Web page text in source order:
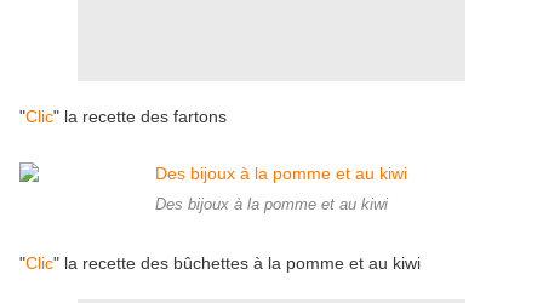
"Clic" la recette des fartons
Des bijoux à la pomme et au kiwi
"Clic" la recette des bûchettes à la pomme et au kiwi